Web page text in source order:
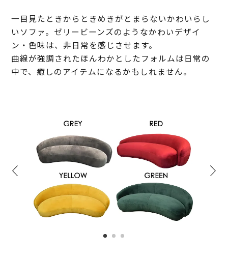
一目見たときからときめきがとまらないかわいらし
いソファ。ゼリービーンズのようなかわいデザイ
ン・色味は、非日常を感じさせます。
曲線が強調されたほんわかとしたフォルムは日常の
中で、癒しのアイテムになるかもしれません。